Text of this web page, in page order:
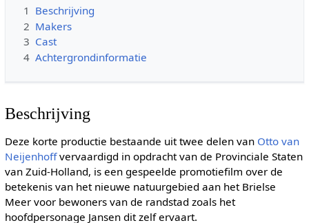
1 Beschrijving
2 Makers
3 Cast
4 Achtergrondinformatie
Beschrijving
Deze korte productie bestaande uit twee delen van Otto van
Neijenhoffvervaardigd in opdracht van de Provinciale Staten
van Zuid-Holland, is een gespeelde promotiefilm over de
betekenis van het nieuwe natuurgebied aan het Brielse
Meer voor bewoners van de randstad zoals het
hoofdpersonage Jansen dit zelf ervaart.